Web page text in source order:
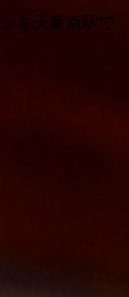
を天童南駅で